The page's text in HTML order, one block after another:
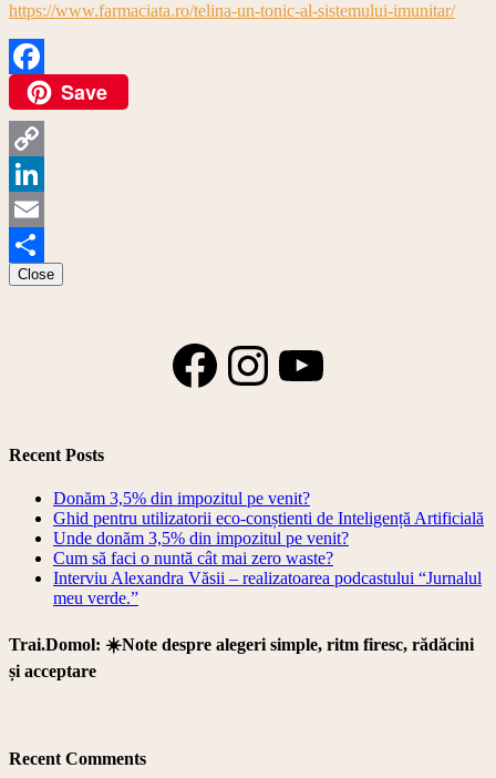
https://www.farmaciata.ro/telina-un-tonic-al-sistemului-imunitar/
FacebookSave
Copy
Link
LinkedIn
Email
Share
Close
Facebook
Instagram
YouTube
Recent Posts
Donăm 3,5% din impozitul pe venit?
Ghid pentru utilizatorii eco-conștienti de Inteligență Artificială
Unde donăm 3,5% din impozitul pe venit?
Cum să faci o nuntă cât mai zero waste?
Interviu Alexandra Văsii – realizatoarea podcastului “Jurnalul
meu verde.”
Trai.Domol: ☀️Note despre alegeri simple, ritm firesc, rădăcini
și acceptare
Recent Comments